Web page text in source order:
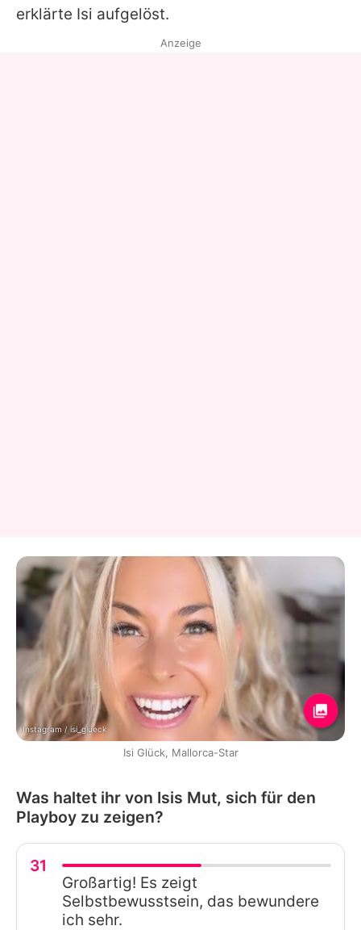
erklärte Isi aufgelöst.
Anzeige
Instagram / isi_glueck
Isi Glück, Mallorca-Star
Was haltet ihr von Isis Mut, sich für den
Playboy zu zeigen?
31
Großartig! Es zeigt
Selbstbewusstsein, das bewundere
ich sehr.